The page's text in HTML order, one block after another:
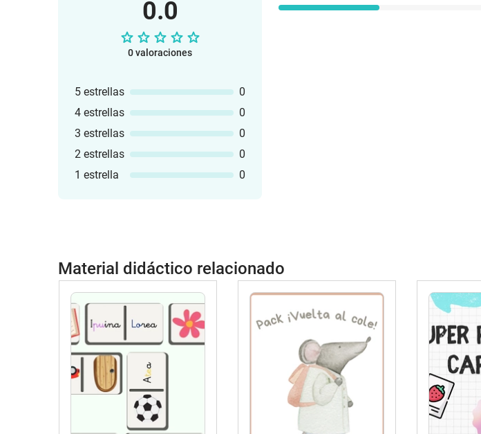
0.0
0 valoraciones
5 estrellas
0
4 estrellas
0
3 estrellas
0
2 estrellas
0
1 estrella
0
Material didáctico relacionado